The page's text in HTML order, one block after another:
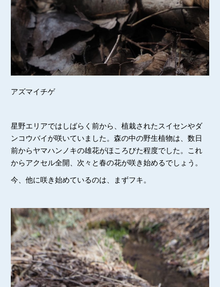
アズマイチゲ
星野エリアではしばらく前から、植栽されたスイセンやダ
ンコウバイが咲いていました。森の中の野生植物は、数日
前からヤマハンノキの雄花がほころびた程度でした。これ
からアクセル全開、次々と春の花が咲き始めるでしょう。
今、他に咲き始めているのは、まずフキ。